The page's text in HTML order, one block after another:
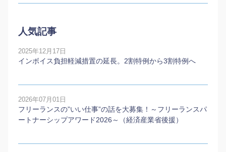
人気記事
2025年12月17日
インボイス負担軽減措置の延長。2割特例から3割特例へ
2026年07月01日
フリーランスの”いい仕事”の話を大募集！～フリーランスパ
ートナーシップアワード2026～（経済産業省後援）